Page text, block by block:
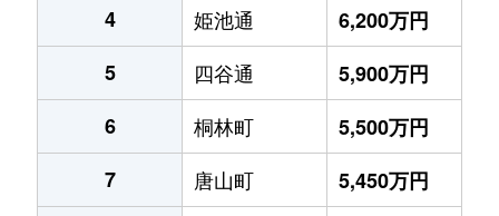
4
姫池通
6,200万円
5
四谷通
5,900万円
6
桐林町
5,500万円
7
唐山町
5,450万円